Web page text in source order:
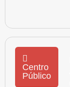
Centro
Público